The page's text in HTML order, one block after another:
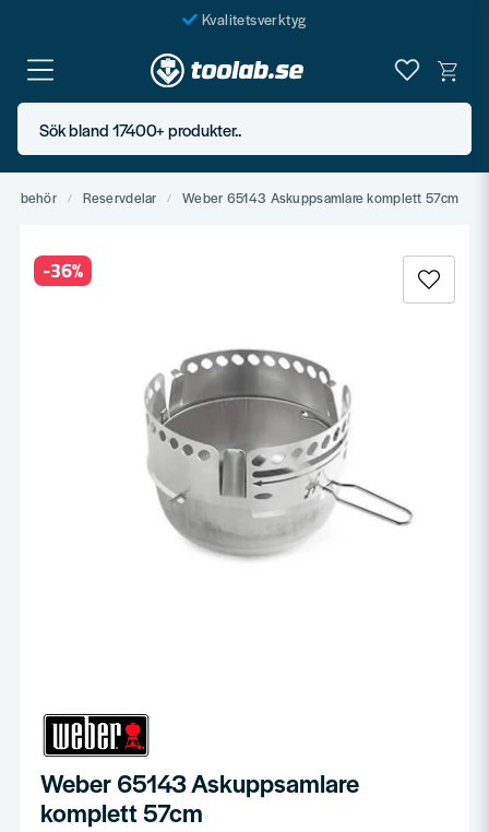
Kvalitetsverktyg
Fraktfritt över 999 SEK*
En järnhandel för alla
Butik i Göteborg
Sök bland 17400+ produkter..
tillbehör Reservdelar Weber 65143 Askuppsamlare komplett 57cm
-36%
Weber 65143 Askuppsamlare
komplett 57cm